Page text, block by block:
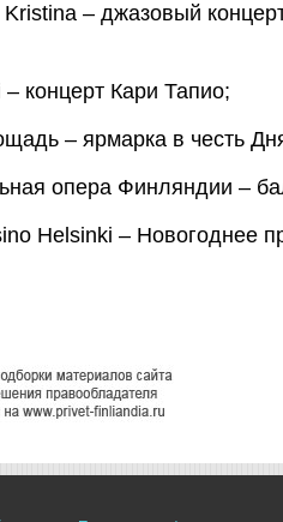
– джазовый
концерт Кари Тапио;
– ярмарка в честь
опера Финляндии –
Helsinki – Новогоднее